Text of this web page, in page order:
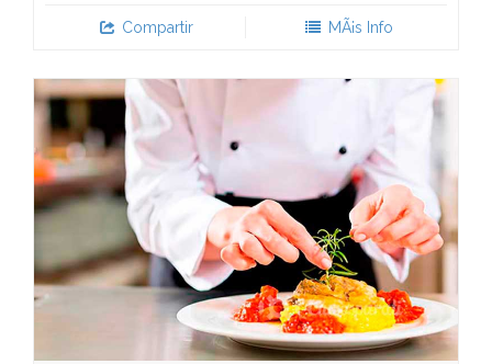
Compartir MÃ¡s Info